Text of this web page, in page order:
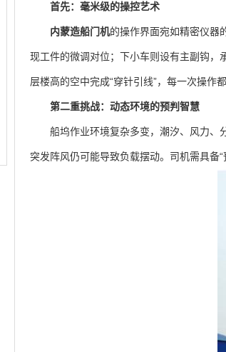
首先：毫米级的操控艺术
内蒙造船门机的操作界面宛如精密仪器
现工件的微调对位；下小车则设有主副钩
层楼高的空中完成“穿针引线”，每一次操作
第二重挑战：动态环境的预判智慧
船坞作业环境复杂多变，潮汐、风力、分
突发阵风仍可能导致负载摆动。司机需具备